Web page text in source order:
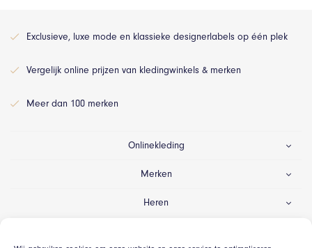
Exclusieve, luxe mode en klassieke designerlabels op één plek
Vergelijk online prijzen van kledingwinkels & merken
Meer dan 100 merken
Onlinekleding
Merken
Heren